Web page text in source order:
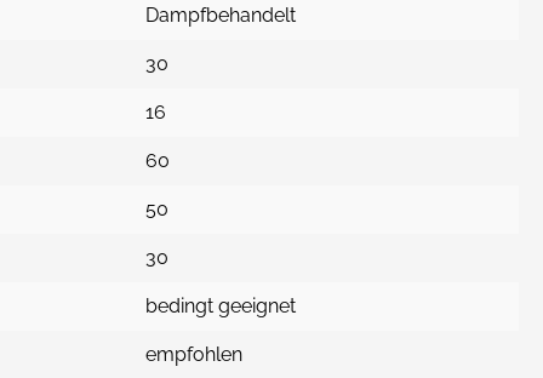
Dampfbehandelt
30
16
60
50
30
bedingt geeignet
empfohlen